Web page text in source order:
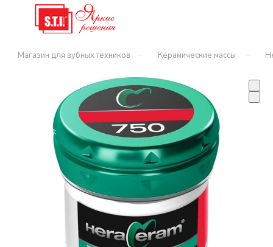
Магазин для зубных техников – Керамические массы –